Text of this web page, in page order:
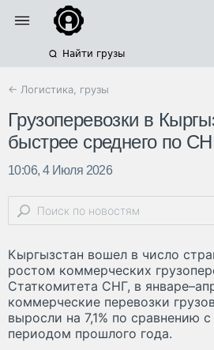
Найти грузы
← Логистика, грузы
Грузоперевозки в
быстрее среднего по
10:06, 4 Июля 2026
Кыргызстан вошел в число
ростом коммерческих
Статкомитета СНГ, в
коммерческие перевозки
выросли на 7,1% по сравнению
периодом прошлого года.